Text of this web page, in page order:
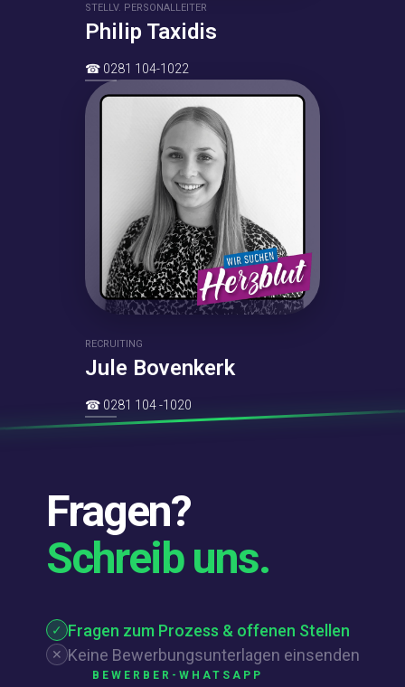
STELLV. PERSONALLEITER
Philip Taxidis
☎ 0281 104-1022
RECRUITING
Jule Bovenkerk
☎ 0281 104 -1020
Fragen?
Schreib uns.
✓ Fragen zum Prozess & offenen Stellen
✕ Keine Bewerbungsunterlagen einsenden
BEWERBER-WHATSAPP